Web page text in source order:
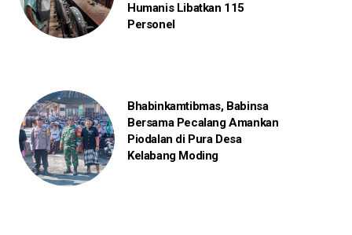
Humanis Libatkan 115
Personel
Bhabinkamtibmas, Babinsa
Bersama Pecalang Amankan
Piodalan di Pura Desa
Kelabang Moding